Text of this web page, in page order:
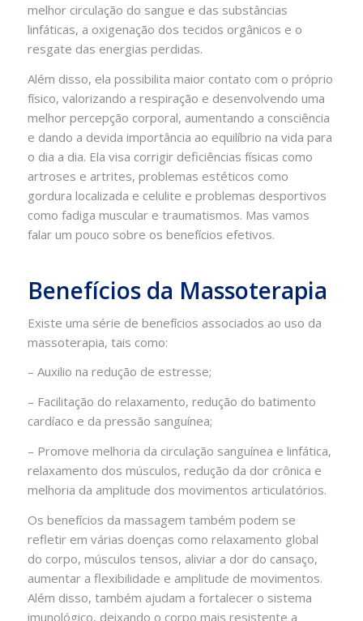
melhor circulação do sangue e das substâncias
linfáticas, a oxigenação dos tecidos orgânicos e o
resgate das energias perdidas.
Além disso, ela possibilita maior contato com o próprio
físico, valorizando a respiração e desenvolvendo uma
melhor percepção corporal, aumentando a consciência
e dando a devida importância ao equilíbrio na vida para
o dia a dia. Ela visa corrigir deficiências físicas como
artroses e artrites, problemas estéticos como
gordura localizada e celulite e problemas desportivos
como fadiga muscular e traumatismos. Mas vamos
falar um pouco sobre os benefícios efetivos.
Benefícios da Massoterapia
Existe uma série de benefícios associados ao uso da
massoterapia, tais como:
– Auxilio na redução de estresse;
– Facilitação do relaxamento, redução do batimento
cardíaco e da pressão sanguínea;
– Promove melhoria da circulação sanguínea e linfática,
relaxamento dos músculos, redução da dor crônica e
melhoria da amplitude dos movimentos articulatórios.
Os benefícios da massagem também podem se
refletir em várias doenças como relaxamento global
do corpo, músculos tensos, aliviar a dor do cansaço,
aumentar a flexibilidade e amplitude de movimentos.
Além disso, também ajudam a fortalecer o sistema
imunológico, deixando o corpo mais resistente a